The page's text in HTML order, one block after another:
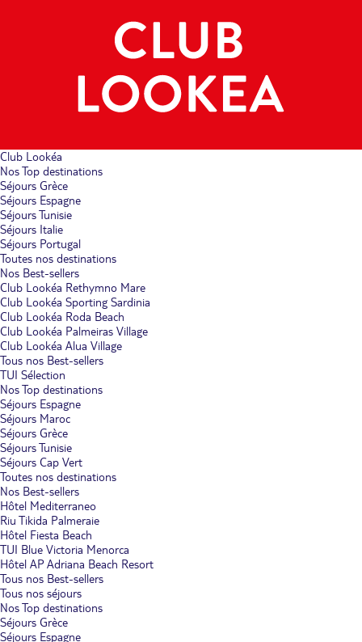
Club Lookéa
Nos Top destinations
Séjours Grèce
Séjours Espagne
Séjours Tunisie
Séjours Italie
Séjours Portugal
Toutes nos destinations
Nos Best-sellers
Club Lookéa Rethymno Mare
Club Lookéa Sporting Sardinia
Club Lookéa Roda Beach
Club Lookéa Palmeiras Village
Club Lookéa Alua Village
Tous nos Best-sellers
TUI Sélection
Nos Top destinations
Séjours Espagne
Séjours Maroc
Séjours Grèce
Séjours Tunisie
Séjours Cap Vert
Toutes nos destinations
Nos Best-sellers
Hôtel Mediterraneo
Riu Tikida Palmeraie
Hôtel Fiesta Beach
TUI Blue Victoria Menorca
Hôtel AP Adriana Beach Resort
Tous nos Best-sellers
Tous nos séjours
Nos Top destinations
Séjours Grèce
Séjours Espagne